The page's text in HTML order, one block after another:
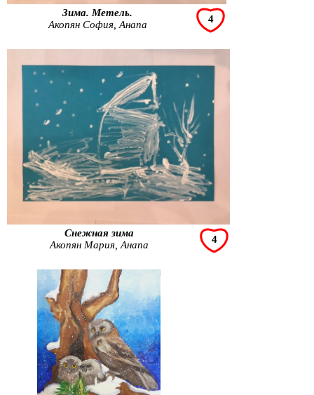
4
Зима. Метель.
Акопян София, Анапа
4
Снежная зима
Акопян Мария, Анапа